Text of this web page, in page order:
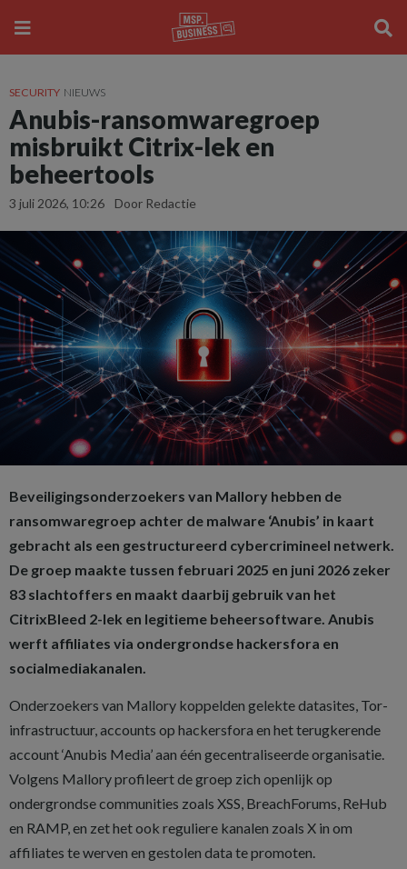
SECURITY NIEUWS
Anubis-ransomwaregroep
misbruikt Citrix-lek en
beheertools
3 juli 2026, 10:26 Door Redactie
Beveiligingsonderzoekers van Mallory hebben de
ransomwaregroep achter de malware ‘Anubis’ in kaart
gebracht als een gestructureerd cybercrimineel netwerk.
De groep maakte tussen februari 2025 en juni 2026 zeker
83 slachtoffers en maakt daarbij gebruik van het
CitrixBleed 2-lek en legitieme beheersoftware. Anubis
werft affiliates via ondergrondse hackersfora en
socialmediakanalen.
Onderzoekers van Mallory koppelden gelekte datasites, Tor-
infrastructuur, accounts op hackersfora en het terugkerende
account ‘Anubis Media’ aan één gecentraliseerde organisatie.
Volgens Mallory profileert de groep zich openlijk op
ondergrondse communities zoals XSS, BreachForums, ReHub
en RAMP, en zet het ook reguliere kanalen zoals X in om
affiliates te werven en gestolen data te promoten.